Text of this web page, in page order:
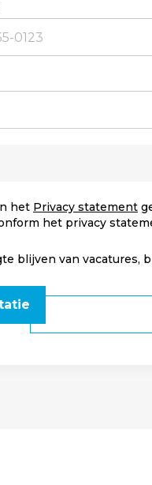
het Privacy statement
het privacy
blijven van vacatures,